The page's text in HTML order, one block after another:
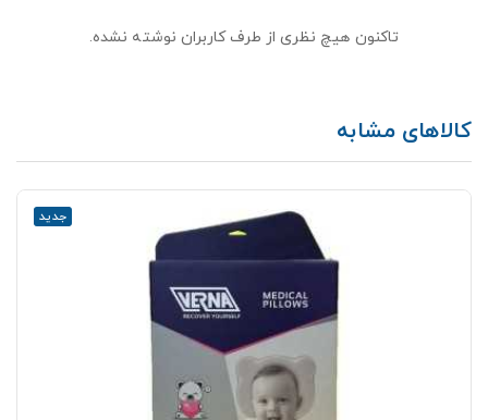
تاکنون هیچ نظری از طرف کاربران نوشته نشده.
کالاهای مشابه
جدید